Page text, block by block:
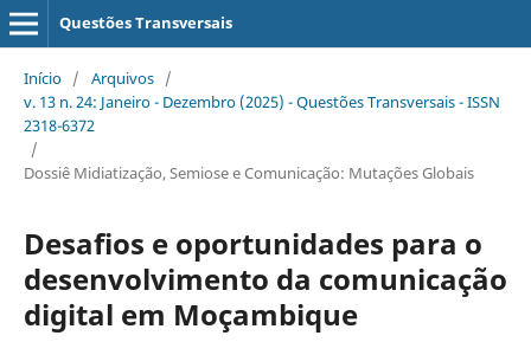
Questões Transversais
Início / Arquivos /
v. 13 n. 24: Janeiro - Dezembro (2025) - Questões Transversais - ISSN
2318-6372
/
Dossiê Midiatização, Semiose e Comunicação: Mutações Globais
Desafios e oportunidades para o
desenvolvimento da comunicação
digital em Moçambique